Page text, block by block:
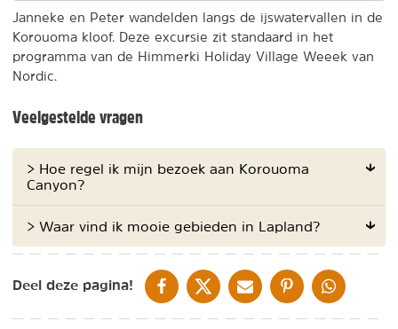
Janneke en Peter wandelden langs de ijswatervallen in de
Korouoma kloof. Deze excursie zit standaard in het
programma van de Himmerki Holiday Village Weeek van
Nordic.
Veelgestelde vragen
> Hoe regel ik mijn bezoek aan Korouoma
Canyon?
> Waar vind ik mooie gebieden in Lapland?
Deel deze pagina! DELEN OP FACEBOOK
DELEN OP XDELEN VIA DE MAIL
DELEN OP PINTEREST
DELEN OP